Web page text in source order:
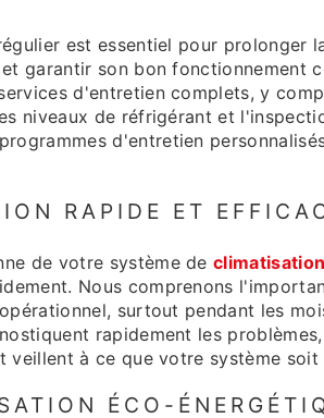
est essentiel pour prolonger
et garantir son bon fonctionnement
d'entretien complets, y
niveaux de réfrigérant et
d'entretien
RAPIDE ET
de votre système declimatisation
Nous comprenons
surtout pendant les
rapidement les
veillent à ce que votre système
ÉCO-